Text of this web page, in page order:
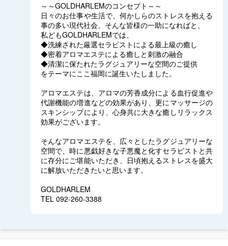
～～GOLDHARLEMのコンセプト～～
日々のお仕事や生活で、何かしらのストレスを抱える
事の多い現代社会、そんな皆様の一助になればと、
私どもGOLDHARLEMでは、
◆洗練された厳選セラピストによる最上級の癒し
◆密着アロマエステによる癒しと刺激の融合
◆清潔に保たれたラグジュアリーな空間のご提供
をテーマにここ福岡に誕生いたしました。
アロマエステは、アロマの芳香成分による血行促進や
代謝機能の増進などの効果があり、更にマッサージの
スキンシップにより、心身共に大きな癒しリラックス
効果がございます。
そんなアロマエステを、広々としたラグジュアリーな
空間で、時に悪戯好きな子悪魔と化すセラピストと共
に存分にご堪能いただき、日頃抱えるストレスを盛大
に解放いただきたいと思います。
GOLDHARLEM
TEL 092-260-3388